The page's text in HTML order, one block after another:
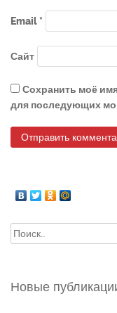
Email*
Сайт
Сохранить моё
для последующих
Найти:
Новые